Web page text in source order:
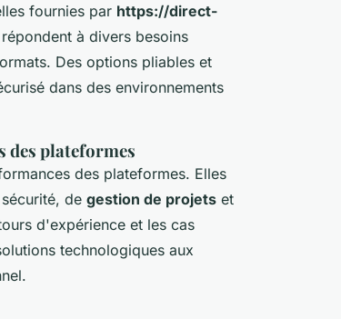
fournies par https://direct-
à divers besoins
Des options pliables et
dans des environnements
des plateformes
des plateformes. Elles
de gestion de projets et
d'expérience et les cas
technologiques aux